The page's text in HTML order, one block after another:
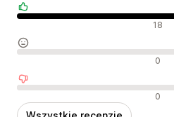
Pozytywne recenzje 18
Neutralne recenzje 0
Negatywne recenzje 0